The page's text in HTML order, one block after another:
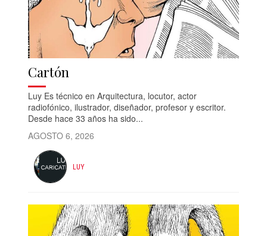
Cartón
Luy Es técnico en Arquitectura, locutor, actor
radiofónico, ilustrador, diseñador, profesor y escritor.
Desde hace 33 años ha sido...
AGOSTO 6, 2026
LUY